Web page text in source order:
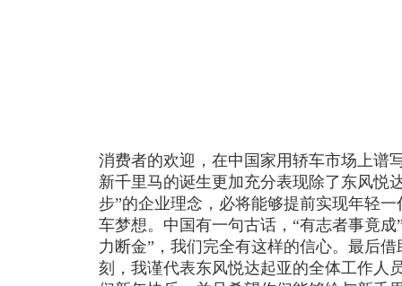
消费者的欢迎，在中国家用轿车市场上谱
新千里马的诞生更加充分表现除了东风悦
步”的企业理念，必将能够提前实现年轻
车梦想。中国有一句古话，“有志者事竟
力断金”，我们完全有这样的信心。最后
刻，我谨代表东风悦达起亚的全体工作人